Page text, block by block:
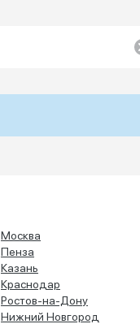
Москва
Пенза
Казань
Краснодар
Ростов-на-Дону
Нижний Новгород